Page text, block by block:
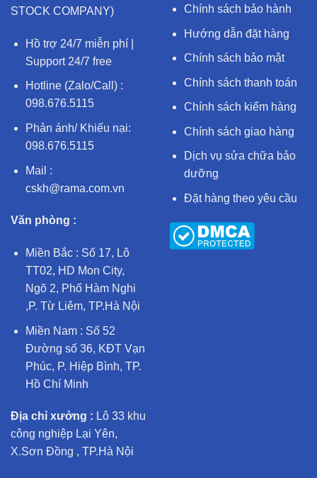
STOCK COMPANY)
Hồ trợ 24/7 miễn phí |
Support 24/7 free
Hotline (Zalo/Call) :
098.676.5115
Phản ánh/ Khiếu nại:
098.676.5115
Mail :
cskh@rama.com.vn
Văn phòng :
Miền Bắc : Số 17, Lô
TT02, HD Mon City,
Ngõ 2, Phố Hàm Nghi
,P. Từ Liêm, TP.Hà Nội
Miền Nam : Số 52
Đường số 36, KĐT Vạn
Phúc, P. Hiệp Bình, TP.
Hồ Chí Minh
Địa chỉ xưởng : Lô 33 khu
công nghiệp Lại Yên,
X.Sơn Đồng , TP.Hà Nội
Chính sách bảo hành
Hướng dẫn đặt hàng
Chính sách bảo mật
Chính sách thanh toán
Chính sách kiểm hàng
Chính sách giao hàng
Dịch vụ sửa chữa bảo
dưỡng
Đặt hàng theo yêu cầu